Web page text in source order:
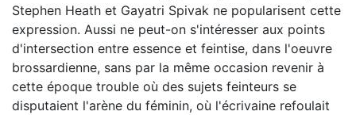
Stephen Heath et Gayatri Spivak ne popularisent cette
expression. Aussi ne peut-on s'intéresser aux points
d'intersection entre essence et feintise, dans l'oeuvre
brossardienne, sans par la même occasion revenir à
cette époque trouble où des sujets feinteurs se
disputaient l'arène du féminin, où l'écrivaine refoulait